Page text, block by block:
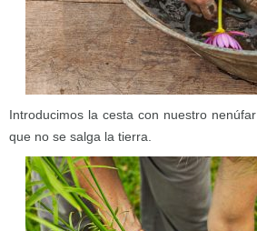
Introducimos la cesta con nuestro
que no se salga la tierra.